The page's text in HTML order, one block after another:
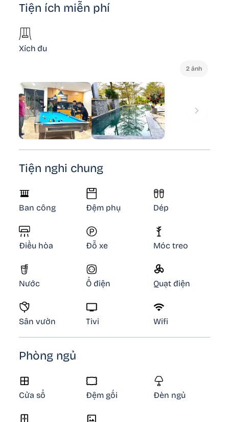
Tiện ích miễn phí
Xích đu
2 ảnh
Tiện nghi chung
Ban công Đệm phụ Dép
Điều hòa Đỗ xe Móc treo
Nước Ổ điện Quạt điện
Sân vườn Tivi Wifi
Phòng ngủ
Cửa sổ Đệm gối Đèn ngủ